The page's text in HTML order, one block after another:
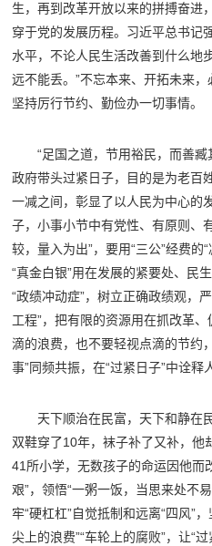
生，再到改革开放以来的拼搏奋进
穿于党的发展历程。习近平总书记
水平，不论人民生活改善到什么地
远不能丢。”不忘本来、开拓未来，
坚持厉行节约、勤俭办一切事情。
“足国之道，节用裕民，而善
政府带头过紧日子，目的是为老百
一减之间，彰显了以人民为中心的
子，小事小节中有党性、有原则、
较，量入为出”，要用“三公”经费的
“真金白银”用在发展的紧要处、民
“政绩冲动症”，树立正确政绩观，
工程”，把有限的资源用在抓改革
滴的浪费，也不要轻视点滴的节约
事”同频共振，在“过紧日子”中诠释
天下顺治在民富，天下和静在
双鞋穿了10年，袜子补了又补，他
41所小学，无数孩子的命运因他而
艰”，领悟“一粥一饭，当思来处不
牢“硬杠杠”自觉抵制和远离“四风”
尖上的浪费”“车轮上的腐败”，让“